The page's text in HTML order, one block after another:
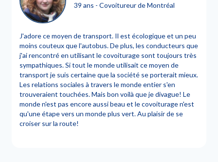
39 ans - Covoitureur de Montréal
J'adore ce moyen de transport. Il est écologique et un peu
moins couteux que l'autobus. De plus, les conducteurs que
j'ai rencontré en utilisant le covoiturage sont toujours très
sympathiques. Si tout le monde utilisait ce moyen de
transport je suis certaine que la société se porterait mieux.
Les relations sociales à travers le monde entier s'en
trouveraient touchées. Mais bon voilà que je divague! Le
monde n'est pas encore aussi beau et le covoiturage n'est
qu'une étape vers un monde plus vert. Au plaisir de se
croiser sur la route!